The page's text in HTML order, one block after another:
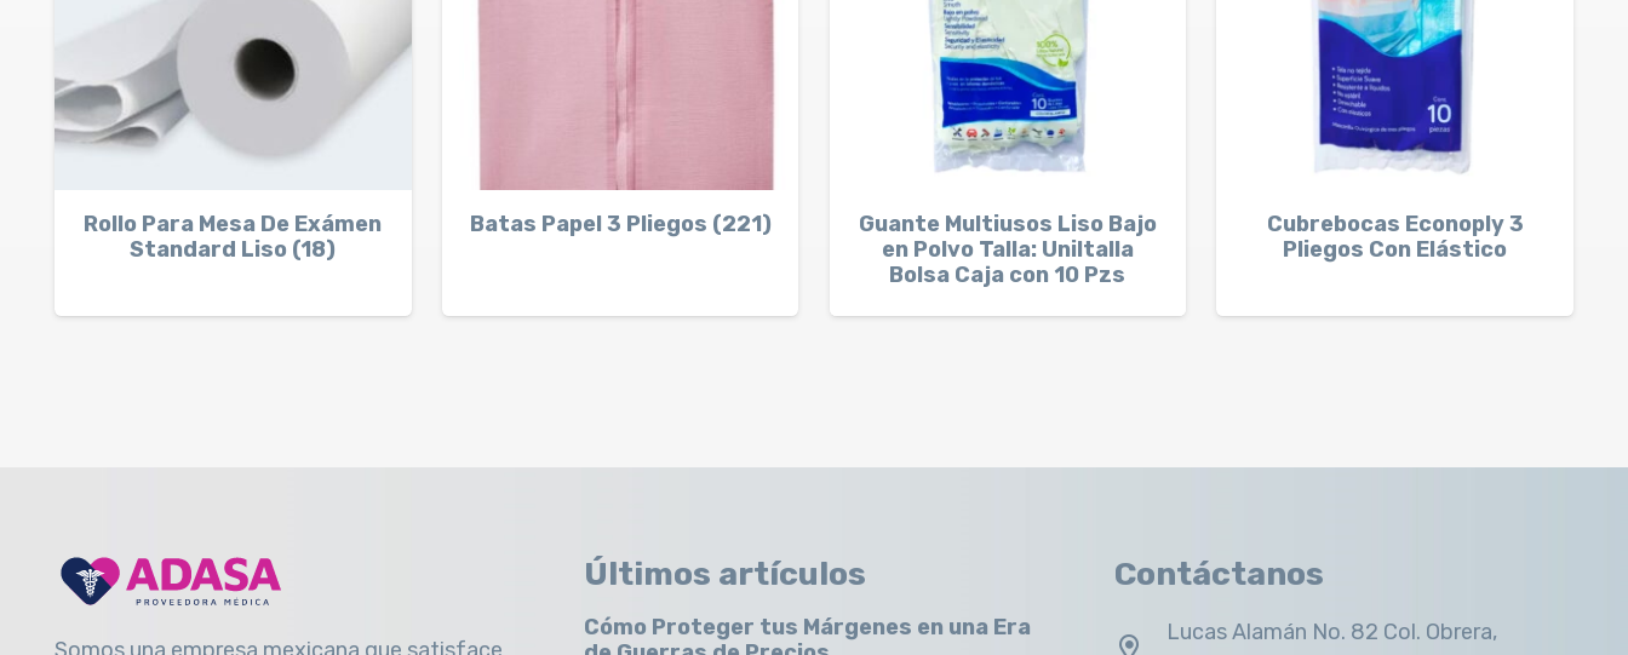
Rollo Para Mesa De Exámen
Standard Liso (18)
Batas Papel 3 Pliegos (221)
Guante Multiusos Liso Bajo
en Polvo Talla: Uniltalla
Bolsa Caja con 10 Pzs
Cubrebocas Econoply 3
Pliegos Con Elástico
Últimos artículos
Cómo Proteger tus Márgenes en una Era
Contáctanos
Lucas Alamán No. 82 Col. Obrera,